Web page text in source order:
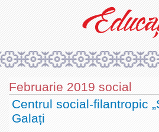
Februarie 2019 social
Centrul social-filantropic
Galați